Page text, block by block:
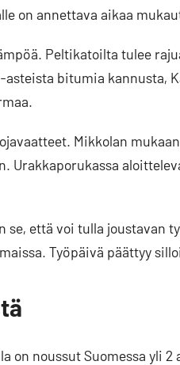
on annettava aikaa
Peltikatoilta tulee
bitumia kannusta,
Mikkolan
se, että voi tulla
Työpäivä päättyy
on noussut Suomessa yli